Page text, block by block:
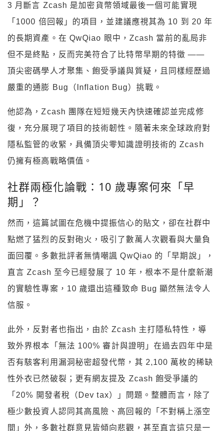
3 月斷言 Zcash 是加密貨幣領域最後一個可能實現
「1000 倍回報」的項目，並建議應視其為 10 到 20 年
的長期資產。在 QwQiao 眼中，Zcash 當前的亂局非
但不是終點，反而完美符合了比特幣早期的特徵 ——
頂尖密碼學人才聚集、飽受爭議與質疑，且同樣經歷過
嚴重的通膨 Bug（Inflation Bug）挑戰。
他認為，Zcash 團隊在短短幾天內快速確認並完成修
復，充分展現了項目的技術韌性。隨著未來全球政府對
隱私監管的收緊，具備頂尖零知識證明技術的 Zcash
仍擁有極高戰略價值。
社群兩極化論戰：10 歲專案何來「早
期」？
然而，這篇試圖在危機中提振信心的貼文，卻在社群中
點燃了猛烈的反對砲火，吸引了數萬人次觀看與大量負
面回覆。多數批評者無情嘲諷 QwQiao 的「早期說」，
直言 Zcash 至今已經發展了 10 年，根本不是什麼新潮
的實驗性專案，10 歲還出這種致命 Bug 顯然無法令人
信服。
此外，反對者也指出，由於 Zcash 主打隱私特性，導
致外界根本「無法 100% 審計與證明」在過去四年中是
否有駭客利用漏洞秘密超發代幣，其 2,100 萬枚的稀缺
性外衣已然破裂；更有網友提及 Zcash 飽受爭議的
「20% 開發者稅（Dev tax）」問題。整體而言，除了
極少數投資人認同其高風險、高回報的「不對稱上漲空
間」外，多數社群意見皆傾向悲觀，甚至直言這只是一